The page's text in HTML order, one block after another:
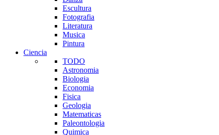
Escultura
Fotografia
Literatura
Musica
Pintura
Ciencia
TODO
Astronomia
Biologia
Economia
Fisica
Geologia
Matematicas
Paleontologia
Quimica